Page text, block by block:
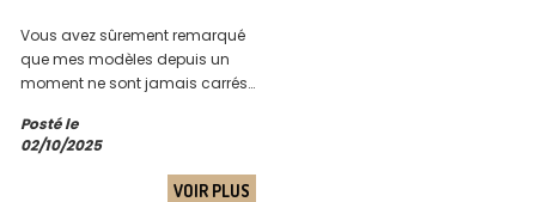
Vous avez sûrement remarqué
que mes modèles depuis un
moment ne sont jamais carrés
toujours Le cercle, c’est ma
petite signature, mon terrain de
jeu créatif, et j’ai envie de vous
Posté le
02/10/2025
VOIR PLUS